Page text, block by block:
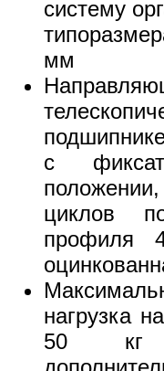
систему
мм
с
циклов
профиля
нагрузка
50 кг